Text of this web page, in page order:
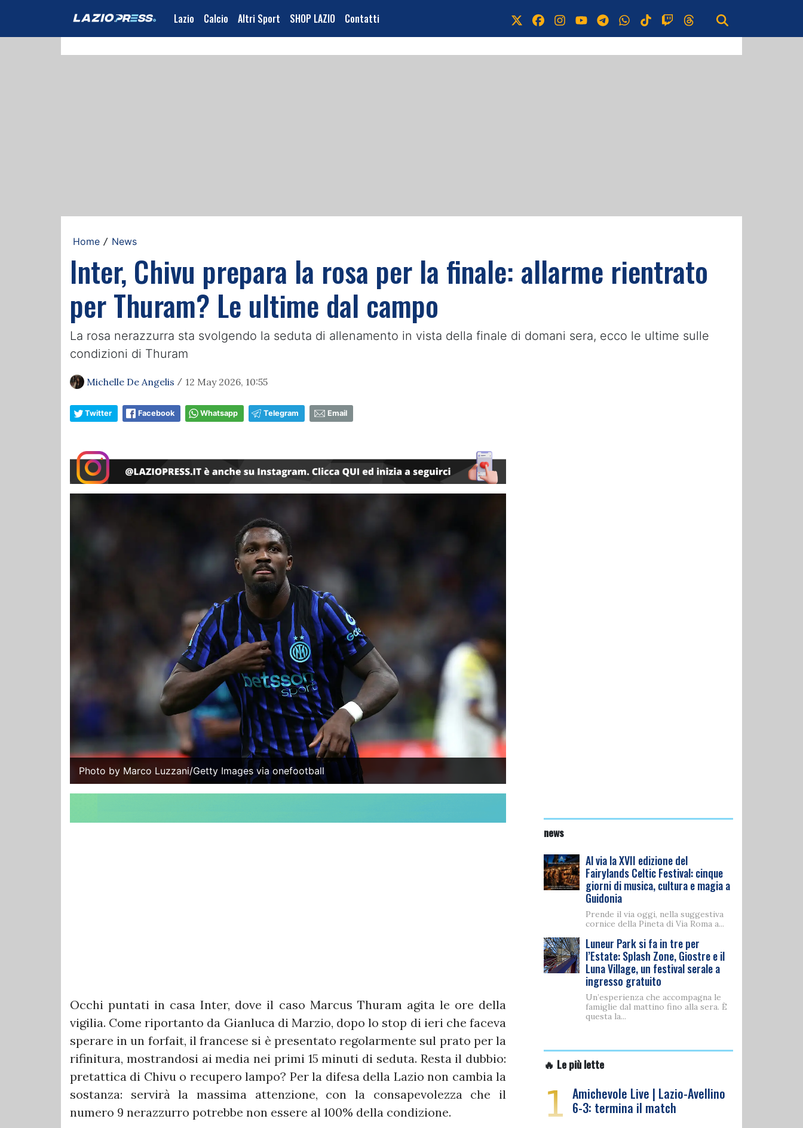
Lazio Calcio Altri Sport SHOP LAZIO Contatti
Home / News
Inter, Chivu prepara la rosa per la finale: allarme rientrato
per Thuram? Le ultime dal campo
La rosa nerazzurra sta svolgendo la seduta di allenamento in vista della finale di domani sera, ecco le ultime sulle
condizioni di Thuram
Michelle De Angelis / 12 May 2026, 10:55
Twitter Facebook Whatsapp Telegram Email
Photo by Marco Luzzani/Getty Images via onefootball
Occhi puntati in casa Inter, dove il caso Marcus Thuram agita le ore della
vigilia. Come riportanto da Gianluca di Marzio, dopo lo stop di ieri che faceva
sperare in un forfait, il francese si è presentato regolarmente sul prato per la
rifinitura, mostrandosi ai media nei primi 15 minuti di seduta. Resta il dubbio:
pretattica di Chivu o recupero lampo? Per la difesa della Lazio non cambia la
sostanza: servirà la massima attenzione, con la consapevolezza che il
numero 9 nerazzurro potrebbe non essere al 100% della condizione.
news
Al via la XVII edizione del
Fairylands Celtic Festival: cinque
giorni di musica, cultura e magia a
Guidonia
Prende il via oggi, nella suggestiva
cornice della Pineta di Via Roma a...
Luneur Park si fa in tre per
l’Estate: Splash Zone, Giostre e il
Luna Village, un festival serale a
ingresso gratuito
Un’esperienza che accompagna le
famiglie dal mattino fino alla sera. È
questa la...
🔥 Le più lette
1 Amichevole Live | Lazio-Avellino
6-3: termina il match